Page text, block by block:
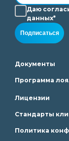
Даю
данных*
Подписаться
Документы
Программа
Лицензии
Стандарты
Политика